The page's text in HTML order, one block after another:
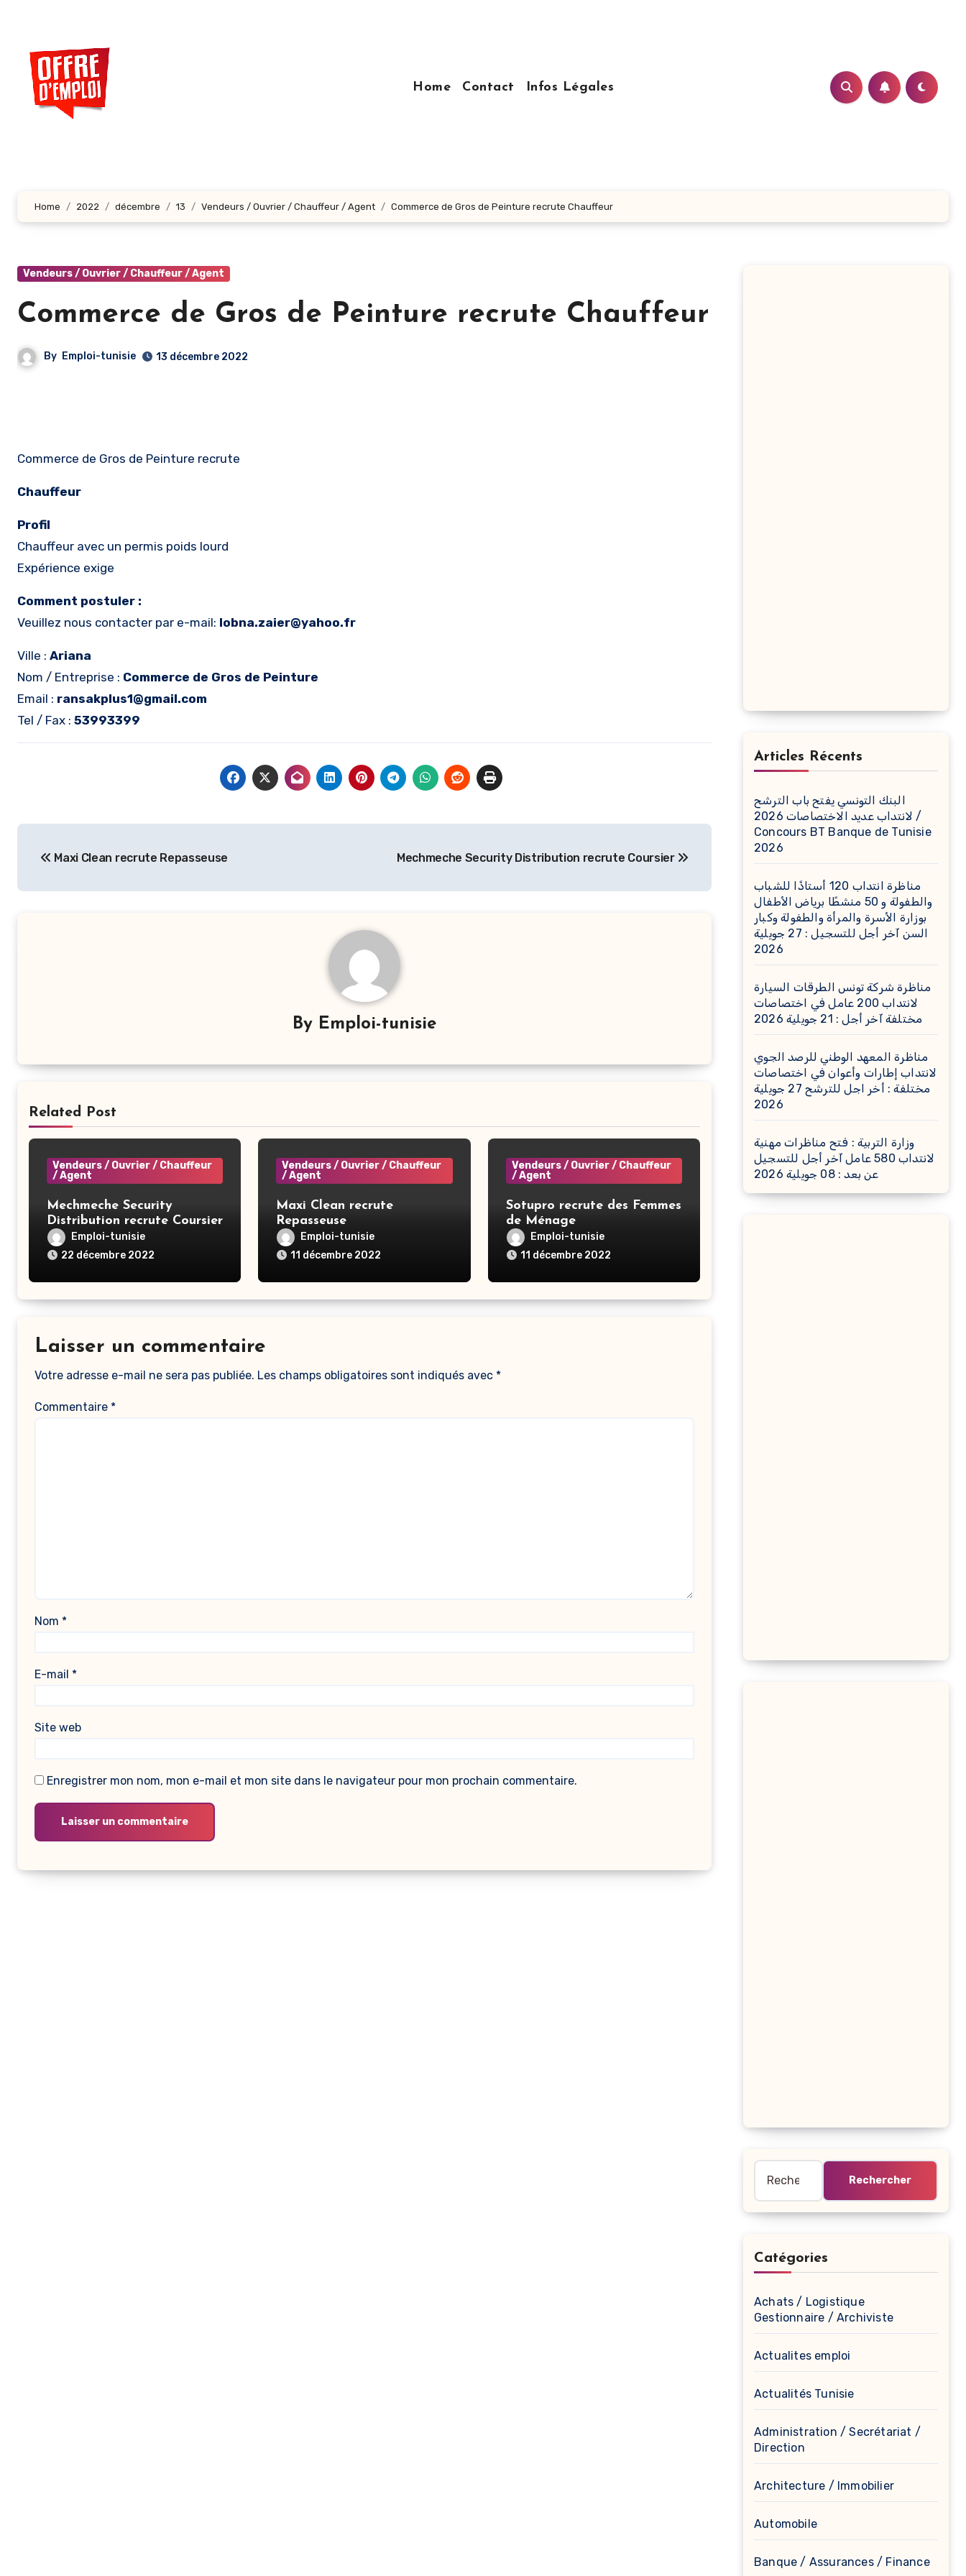
contenu
principal
Home
Contact Infos Légales
Home 2022 décembre 13 Vendeurs / Ouvrier / Chauffeur / Agent Commerce de Gros de Peinture recrute Chauffeur
Vendeurs / Ouvrier / Chauffeur / Agent
Commerce de Gros de Peinture recrute Chauffeur
By Emploi-tunisie 13 décembre 2022
Commerce de Gros de Peinture recrute
Chauffeur
Profil
Chauffeur avec un permis poids lourd
Expérience exige
Comment postuler :
Veuillez nous contacter par e-mail: lobna.zaier@yahoo.fr
Ville : Ariana
Nom / Entreprise : Commerce de Gros de Peinture
Email : ransakplus1@gmail.com
Tel / Fax : 53993399
de
l’article
Maxi Clean recrute Repasseuse Mechmeche Security Distribution recrute Coursier
By Emploi-tunisie
Related Post
Vendeurs / Ouvrier / Chauffeur
/ Agent
Mechmeche Security
Distribution recrute Coursier
Emploi-tunisie
22 décembre 2022
Vendeurs / Ouvrier / Chauffeur
/ Agent
Maxi Clean recrute
Repasseuse
Emploi-tunisie
11 décembre 2022
Vendeurs / Ouvrier / Chauffeur
/ Agent
Sotupro recrute des Femmes
de Ménage
Emploi-tunisie
11 décembre 2022
Laisser un commentaire
Votre adresse e-mail ne sera pas publiée. Les champs obligatoires sont indiqués avec *
Commentaire *
Nom *
E-mail *
Site web
Enregistrer mon nom, mon e-mail et mon site dans le navigateur pour mon prochain commentaire.
Articles Récents
البنك التونسي يفتح باب الترشح
لانتداب عديد الاختصاصات 2026 /
Concours BT Banque de Tunisie
2026
مناظرة انتداب 120 أستاذًا للشباب
والطفولة و 50 منشطًا برياض الأطفال
بوزارة الأسرة والمرأة والطفولة وكبار
السن آخر أجل للتسجيل : 27 جويلية
2026
مناظرة شركة تونس الطرقات السيارة
لانتداب 200 عامل في اختصاصات
مختلفة آخر أجل : 21 جويلية 2026
مناظرة المعهد الوطني للرصد الجوي
لانتداب إطارات وأعوان في اختصاصات
مختلفة : أخر اجل للترشح 27 جويلية
2026
وزارة التربية : فتح مناظرات مهنية
لانتداب 580 عامل آخر أجل للتسجيل
عن بعد : 08 جويلية 2026
Catégories
Achats / Logistique
Gestionnaire / Archiviste
Actualites emploi
Actualités Tunisie
Administration / Secrétariat /
Direction
Architecture / Immobilier
Automobile
Banque / Assurances / Finance